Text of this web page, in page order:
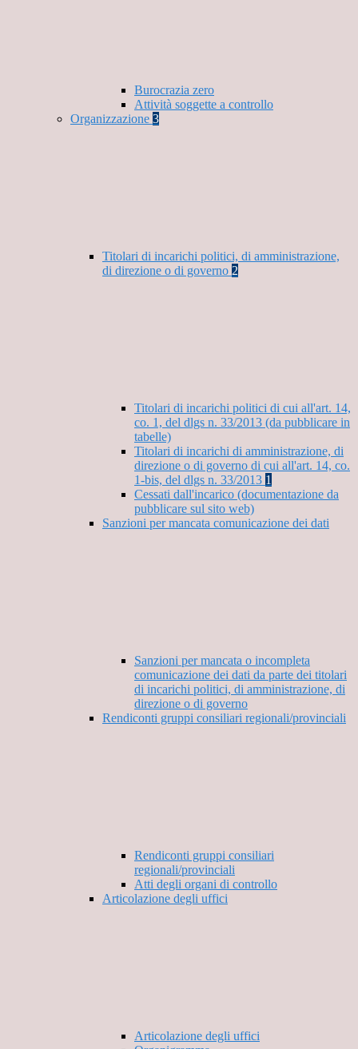
Burocrazia zero
Attività soggette a controllo
Organizzazione 3
Titolari di incarichi politici, di amministrazione,
di direzione o di governo 2
Titolari di incarichi politici di cui all'art. 14,
co. 1, del dlgs n. 33/2013 (da pubblicare in
tabelle)
Titolari di incarichi di amministrazione, di
direzione o di governo di cui all'art. 14, co.
1-bis, del dlgs n. 33/2013 1
Cessati dall'incarico (documentazione da
pubblicare sul sito web)
Sanzioni per mancata comunicazione dei dati
Sanzioni per mancata o incompleta
comunicazione dei dati da parte dei titolari
di incarichi politici, di amministrazione, di
direzione o di governo
Rendiconti gruppi consiliari regionali/provinciali
Rendiconti gruppi consiliari
regionali/provinciali
Atti degli organi di controllo
Articolazione degli uffici
Articolazione degli uffici